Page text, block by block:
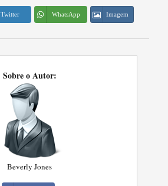
Twitter WhatsApp Imagem
Sobre o Autor:
Beverly Jones